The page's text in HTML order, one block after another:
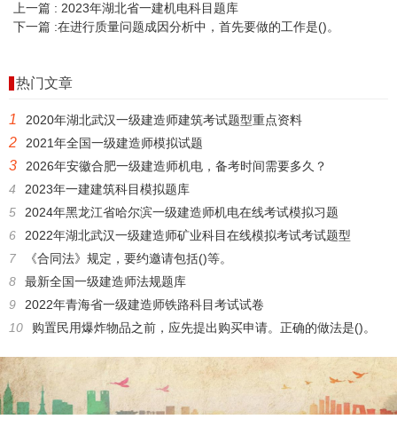
上一篇 : 2023年湖北省一建机电科目题库
下一篇 :在进行质量问题成因分析中，首先要做的工作是()。
热门文章
1 2020年湖北武汉一级建造师建筑考试题型重点资料
2 2021年全国一级建造师模拟试题
3
2026年安徽合肥一级建造师机电，备考时间需要多久？
4
2023年一建建筑科目模拟题库
5
2024年黑龙江省哈尔滨一级建造师机电在线考试模拟习题
6
2022年湖北武汉一级建造师矿业科目在线模拟考试考试题型
7
《合同法》规定，要约邀请包括()等。
8
最新全国一级建造师法规题库
9
2022年青海省一级建造师铁路科目考试试卷
10
购置民用爆炸物品之前，应先提出购买申请。正确的做法是()。